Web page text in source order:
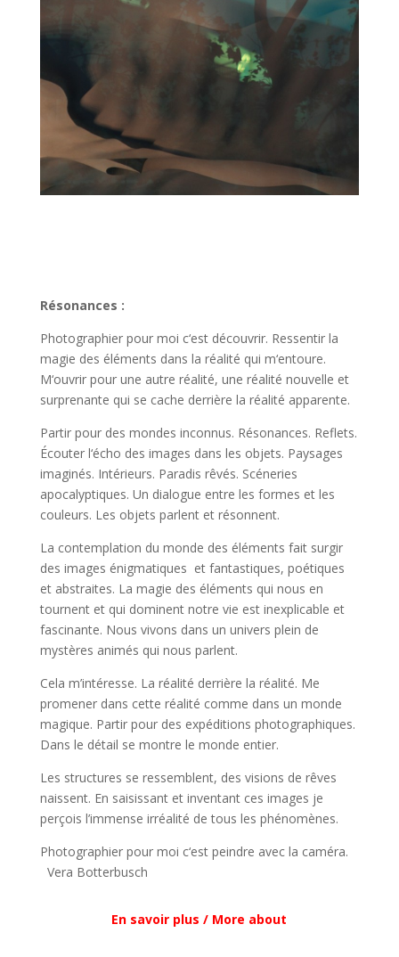
Résonances :
Photographier pour moi c‘est découvrir. Ressentir la
magie des éléments dans la réalité qui m‘entoure.
M‘ouvrir pour une autre réalité, une réalité nouvelle et
surprenante qui se cache derrière la réalité apparente.
Partir pour des mondes inconnus. Résonances. Reflets.
Écouter l‘écho des images dans les objets. Paysages
imaginés. Intérieurs. Paradis rêvés. Scéneries
apocalyptiques. Un dialogue entre les formes et les
couleurs. Les objets parlent et résonnent.
La contemplation du monde des éléments fait surgir
des images énigmatiques et fantastiques, poétiques
et abstraites. La magie des éléments qui nous en
tournent et qui dominent notre vie est inexplicable et
fascinante. Nous vivons dans un univers plein de
mystères animés qui nous parlent.
Cela m’intéresse. La réalité derrière la réalité. Me
promener dans cette réalité comme dans un monde
magique. Partir pour des expéditions photographiques.
Dans le détail se montre le monde entier.
Les structures se ressemblent, des visions de rêves
naissent. En saisissant et inventant ces images je
perçois l’immense irréalité de tous les phénomènes.
Photographier pour moi c‘est peindre avec la caméra.
Vera Botterbusch
En savoir plus / More about